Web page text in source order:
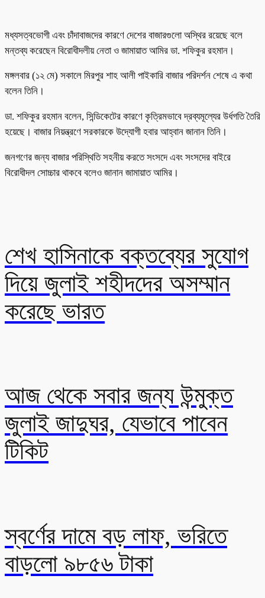
মধ্যসত্বভোগী এবং চাঁদাবাজদের কারণে দেশের বাজারগুলো অস্থির রয়েছে বলে
মন্তব্য করেছেন বিরোধীদলীয় নেতা ও জামায়াত আমির ডা. শফিকুর রহমান।
মঙ্গলবার (১২ মে) সকালে মিরপুর শাহ আলী পাইকারি বাজার পরিদর্শন শেষে এ কথা
বলেন তিনি।
ডা. শফিকুর রহমান বলেন, সিন্ডিকেটের কারণে কৃত্রিমভাবে দ্রব্যমূল্যের উর্ধগতি তৈরি
হয়েছে। বাজার নিয়ন্ত্রণে সরকারকে উদ্যোগী হবার আহ্বান জানান তিনি।
জনগণের জন্য বাজার পরিস্থিতি সহনীয় করতে সংসদে এবং সংসদের বাইরে
বিরোধীদল সোচ্চার থাকবে বলেও জানান জামায়াত আমির।
শেখ হাসিনাকে বক্তব্যের সুযোগ
দিয়ে জুলাই শহীদদের অসম্মান
করেছে ভারত
আজ থেকে সবার জন্য উন্মুক্ত
জুলাই জাদুঘর, যেভাবে পাবেন
টিকিট
স্বর্ণের দামে বড় লাফ, ভরিতে
বাড়লো ৯৮৫৬ টাকা